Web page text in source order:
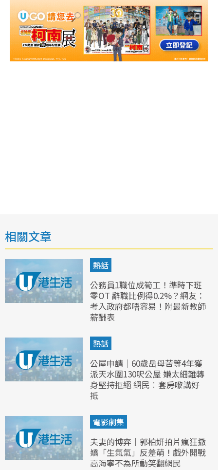
相關文章
熱話
公務員1職位成筍工！準時下班
零OT 辭職比例得0.2%？網友：
考入政府都唔容易！附最新教師
薪酬表
熱話
公屋申請｜60歲岳母苦等4年獲
派天水圍130呎公屋 嫌太細難轉
身堅持拒絕 網民︰套房嚟講好
抵
電影劇集
夫妻的博弈｜郭柏妍拍片瘋狂撒
嬌「生氣氣」反差萌！戲外開戰
高海寧不為所動笑翻網民